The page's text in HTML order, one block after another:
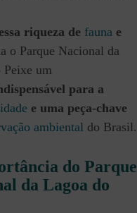
essa riqueza de fauna e
o Parque Nacional da
Peixe um
para a
e uma peça-chave
ambiental do Brasil.
do Parque
da Lagoa do